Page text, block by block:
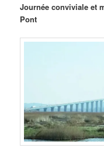
Journée conviviale et
Pont